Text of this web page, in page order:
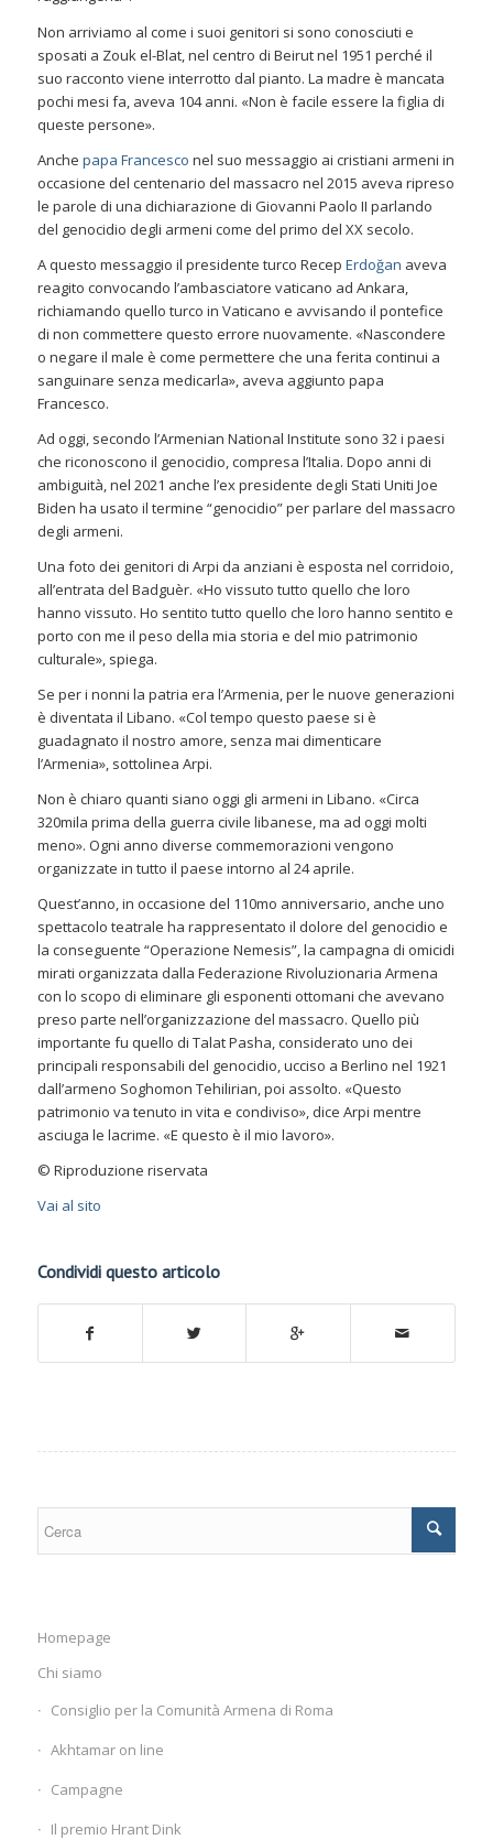
Non arriviamo al come i suoi genitori si sono conosciuti e
sposati a Zouk el-Blat, nel centro di Beirut nel 1951 perché il
suo racconto viene interrotto dal pianto. La madre è mancata
pochi mesi fa, aveva 104 anni. «Non è facile essere la figlia di
queste persone».
Anche papa Francesco nel suo messaggio ai cristiani armeni in
occasione del centenario del massacro nel 2015 aveva ripreso
le parole di una dichiarazione di Giovanni Paolo II parlando
del genocidio degli armeni come del primo del XX secolo.
A questo messaggio il presidente turco Recep Erdoğan aveva
reagito convocando l’ambasciatore vaticano ad Ankara,
richiamando quello turco in Vaticano e avvisando il pontefice
di non commettere questo errore nuovamente. «Nascondere
o negare il male è come permettere che una ferita continui a
sanguinare senza medicarla», aveva aggiunto papa
Francesco.
Ad oggi, secondo l’Armenian National Institute sono 32 i paesi
che riconoscono il genocidio, compresa l’Italia. Dopo anni di
ambiguità, nel 2021 anche l’ex presidente degli Stati Uniti Joe
Biden ha usato il termine “genocidio” per parlare del massacro
degli armeni.
Una foto dei genitori di Arpi da anziani è esposta nel corridoio,
all’entrata del Badguèr. «Ho vissuto tutto quello che loro
hanno vissuto. Ho sentito tutto quello che loro hanno sentito e
porto con me il peso della mia storia e del mio patrimonio
culturale», spiega.
Se per i nonni la patria era l’Armenia, per le nuove generazioni
è diventata il Libano. «Col tempo questo paese si è
guadagnato il nostro amore, senza mai dimenticare
l’Armenia», sottolinea Arpi.
Non è chiaro quanti siano oggi gli armeni in Libano. «Circa
320mila prima della guerra civile libanese, ma ad oggi molti
meno». Ogni anno diverse commemorazioni vengono
organizzate in tutto il paese intorno al 24 aprile.
Quest’anno, in occasione del 110mo anniversario, anche uno
spettacolo teatrale ha rappresentato il dolore del genocidio e
la conseguente “Operazione Nemesis”, la campagna di omicidi
mirati organizzata dalla Federazione Rivoluzionaria Armena
con lo scopo di eliminare gli esponenti ottomani che avevano
preso parte nell’organizzazione del massacro. Quello più
importante fu quello di Talat Pasha, considerato uno dei
principali responsabili del genocidio, ucciso a Berlino nel 1921
dall’armeno Soghomon Tehilirian, poi assolto. «Questo
patrimonio va tenuto in vita e condiviso», dice Arpi mentre
asciuga le lacrime. «E questo è il mio lavoro».
© Riproduzione riservata
Vai al sito
Condividi questo articolo
Homepage
Chi siamo
Consiglio per la Comunità Armena di Roma
Akhtamar on line
Campagne
Il premio Hrant Dink